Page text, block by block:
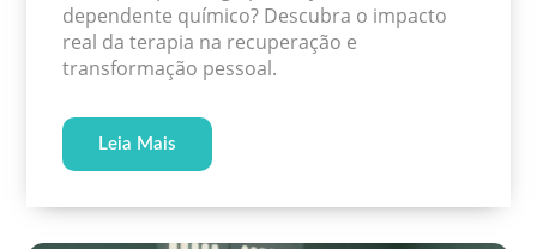
dependente químico? Descubra o impacto
real da terapia na recuperação e
transformação pessoal.
Leia Mais